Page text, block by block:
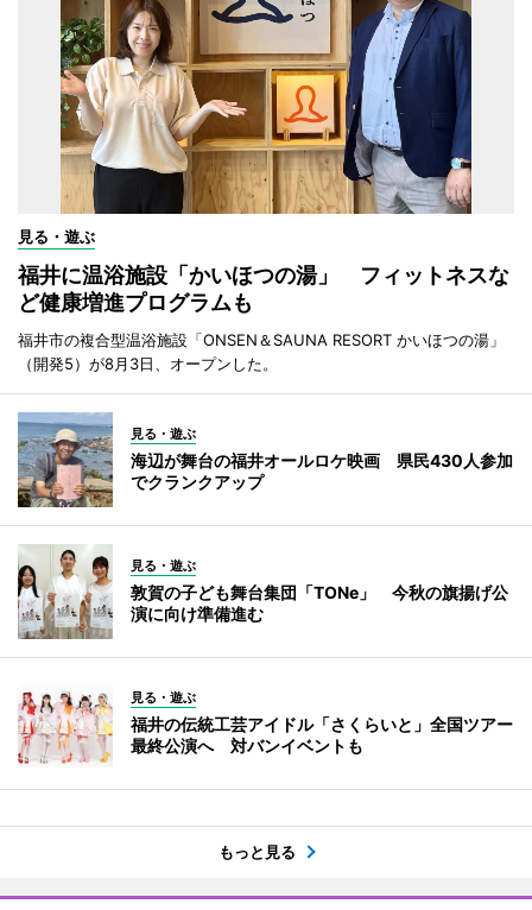
見る・遊ぶ
福井に温浴施設「かいほつの湯」 フィットネスな
ど健康増進プログラムも
福井市の複合型温浴施設「ONSEN＆SAUNA RESORT かいほつの湯」
（開発5）が8月3日、オープンした。
見る・遊ぶ
海辺が舞台の福井オールロケ映画 県民430人参加
でクランクアップ
見る・遊ぶ
敦賀の子ども舞台集団「TONe」 今秋の旗揚げ公
演に向け準備進む
見る・遊ぶ
福井の伝統工芸アイドル「さくらいと」全国ツアー
最終公演へ 対バンイベントも
もっと見る